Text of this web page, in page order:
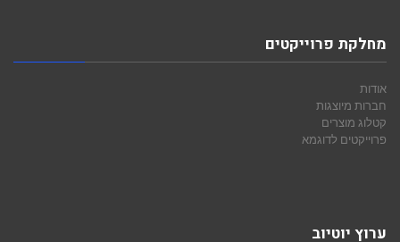
מחלקת פרוייקטים
אודות
חברות מיוצגות
קטלוג מוצרים
פרוייקטים לדוגמא
ערוץ יוטיוב